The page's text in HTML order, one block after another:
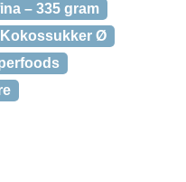
– 335 gram
Kokossukker Ø